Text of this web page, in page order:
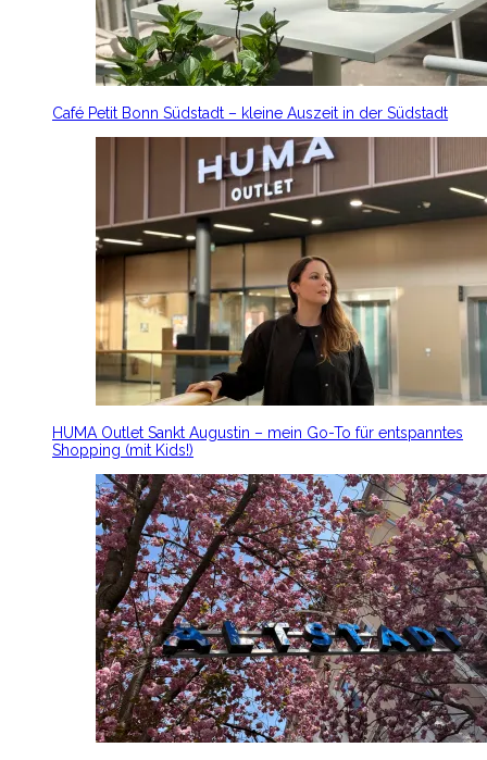
Café Petit Bonn Südstadt – kleine Auszeit in der Südstadt
HUMA Outlet Sankt Augustin – mein Go-To für entspanntes
Shopping (mit Kids!)